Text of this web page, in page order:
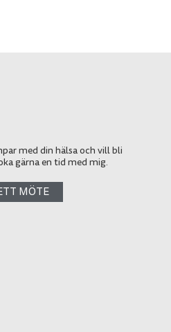
med din hälsa och vill bli
gärna en tid med mig.
MÖTE